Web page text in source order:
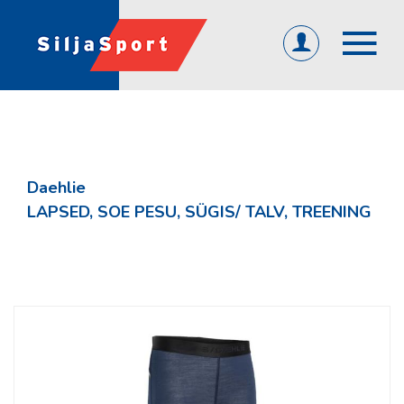
Daehlie
LAPSED, SOE PESU, SÜGIS/ TALV, TREENING
RU
EN
ET
Abi ja info
Üld- ja ostutingimused
Privaatsuspoliitika